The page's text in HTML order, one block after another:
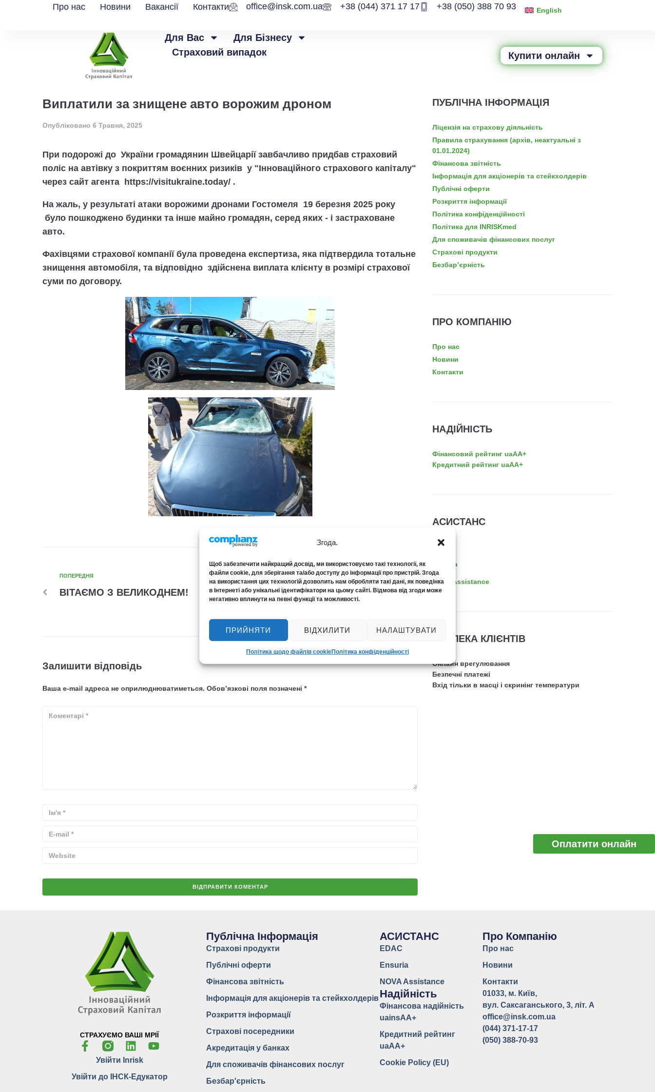
Згода.
Щоб забезпечити найкращий досвід, ми використовуємо такі технології, як
файли cookie, для зберігання та/або доступу до інформації про пристрій. Згода
на використання цих технологій дозволить нам обробляти такі дані, як поведінка
в Інтернеті або унікальні ідентифікатори на цьому сайті. Відмова від згоди може
негативно вплинути на певні функції та можливості.
ПРИЙНЯТИ ВІДХИЛИТИ НАЛАШТУВАТИ
Політика щодо файлів cookieПолітика конфіденційності
Про нас Новини Вакансії Контакти office@insk.com.ua +38 (044) 371 17 17 +38 (050) 388 70 93 English
Для Вас
Для Бізнесу
Страховий випадок
Купити онлайн
Виплатили за знищене авто ворожим дроном
Опубліковано 6 Травня, 2025
При подорожі до України громадянин Швейцарії завбачливо придбав страховий
поліс на автівку з покриттям воєнних ризиків у "Інноваційного страхового капіталу"
через сайт агента https://visitukraine.today/ .
На жаль, у результаті атаки ворожими дронами Гостомеля 19 березня 2025 року
було пошкоджено будинки та інше майно громадян, серед яких - і застраховане
авто.
Фахівцями страхової компанії була проведена експертиза, яка підтвердила тотальне
знищення автомобіля, та відповідно здійснена виплата клієнту в розмірі страхової
суми по договору.
ПОПЕРЕДНЯ
ВІТАЄМО З ВЕЛИКОДНЕМ!
НАСТУПНА
В "Інноваційному страховому
Залишити відповідь
Ваша e-mail адреса не оприлюднюватиметься. Обов’язкові поля позначені *
ПУБЛІЧНА ІНФОРМАЦІЯ
Ліцензія на страхову діяльність
Правила страхування (архів, неактуальні з
01.01.2024)
Фінансова звітність
Інформація для акціонерів та стейкхолдерів
Публічні оферти
Розкриття інформації
Політика конфіденційності
Політика для INRISKmed
Для споживачів фінансових послуг
Страхові продукти
Безбар’єрність
ПРО КОМПАНІЮ
Про нас
Новини
Контакти
НАДІЙНІСТЬ
Фінансовий рейтинг uaAA+
Кредитний рейтинг uaAA+
АСИСТАНС
EDAC
Ensuria
NOVA Assistance
БЕЗПЕКА КЛІЄНТІВ
Онлайн врегулювання
Безпечні платежі
Вхід тільки в масці і скринінг температури
СТРАХУЄМО ВАШІ МРІЇ
Увійти Inrisk
Увійти до ІНСК-Едукатор
Оплатити онлайн
Публічна Інформація
Страхові продукти
Публічні оферти
Фінансова звітність
Інформація для акціонерів та стейкхолдерів
Розкриття інформації
Страхові посередники
Акредитація у банках
Для споживачів фінансових послуг
Безбар'єрність
АСИСТАНС
EDAC
Ensuria
NOVA Assistance
Надійність
Фінансова надійність
uainsAA+
Кредитний рейтинг
uaAA+
Cookie Policy (EU)
Про Компанію
Про нас
Новини
Контакти
01033, м. Київ,
вул. Саксаганського, 3, літ. А
office@insk.com.ua
(044) 371-17-17
(050) 388-70-93